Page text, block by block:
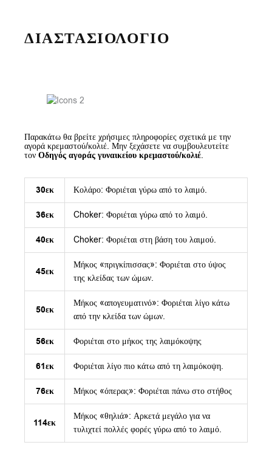
ΔΙΑΣΤΑΣΙΟΛΟΓΙΟ
Παρακάτω θα βρείτε χρήσιμες πληροφορίες σχετικά με την
αγορά κρεμαστού/κολιέ. Μην ξεχάσετε να συμβουλευτείτε
τον Οδηγός αγοράς γυναικείου κρεμαστού/κολιέ.
30εκ Κολάρο: Φοριέται γύρω από το λαιμό.
36εκ Choker: Φοριέται γύρω από το λαιμό.
40εκ Choker: Φοριέται στη βάση του λαιμού.
45εκ
Μήκος «πριγκίπισσας»: Φοριέται στο ύψος
της κλείδας των ώμων.
50εκ
Μήκος «απογευματινό»: Φοριέται λίγο κάτω
από την κλείδα των ώμων.
56εκ Φοριέται στο μήκος της λαιμόκοψης
61εκ Φοριέται λίγο πιο κάτω από τη λαιμόκοψη.
76εκ Μήκος «όπερας»: Φοριέται πάνω στο στήθος
114εκ
Μήκος «θηλιά»: Αρκετά μεγάλο για να
τυλιχτεί πολλές φορές γύρω από το λαιμό.